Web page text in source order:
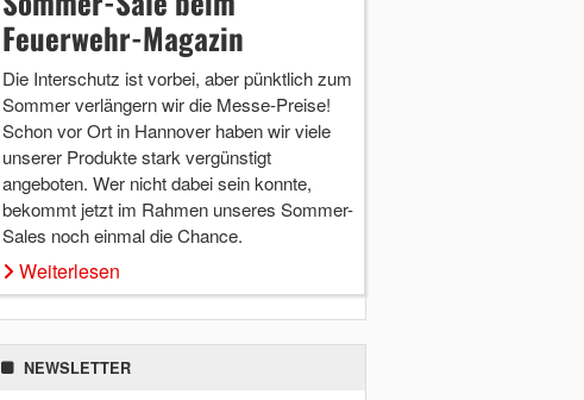
Feuerwehr-Magazin
Die Interschutz ist vorbei, aber pünktlich zum
Sommer verlängern wir die Messe-Preise!
Schon vor Ort in Hannover haben wir viele
unserer Produkte stark vergünstigt
angeboten. Wer nicht dabei sein konnte,
bekommt jetzt im Rahmen unseres Sommer-
Sales noch einmal die Chance.
Weiterlesen
NEWSLETTER